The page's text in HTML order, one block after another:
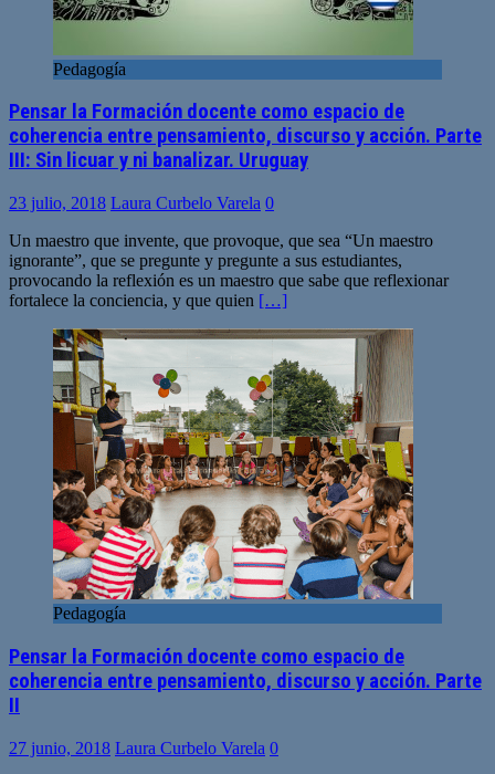
Pedagogía
Pensar la Formación docente como espacio de
coherencia entre pensamiento, discurso y acción. Parte
III: Sin licuar y ni banalizar. Uruguay
23 julio, 2018 Laura Curbelo Varela 0
Un maestro que invente, que provoque, que sea “Un maestro
ignorante”, que se pregunte y pregunte a sus estudiantes,
provocando la reflexión es un maestro que sabe que reflexionar
fortalece la conciencia, y que quien […]
Pedagogía
Pensar la Formación docente como espacio de
coherencia entre pensamiento, discurso y acción. Parte
II
27 junio, 2018 Laura Curbelo Varela 0